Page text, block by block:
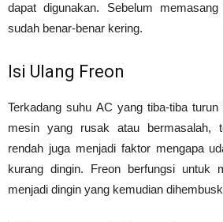
dapat digunakan. Sebelum
sudah benar-benar kering.
Isi Ulang Freon
Terkadang suhu AC yang tiba-tiba
mesin yang rusak atau bermasalah,
rendah juga menjadi faktor mengapa
kurang dingin. Freon berfungsi untuk
menjadi dingin yang kemudian